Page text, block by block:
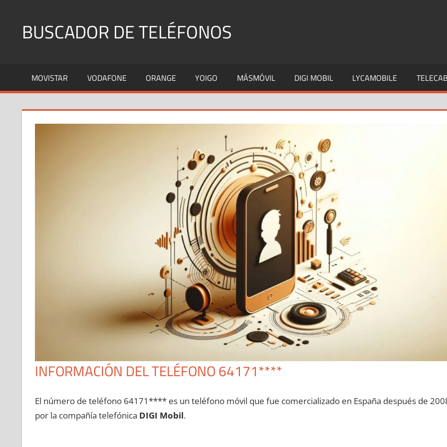
contenidoBUSCADOR DE TELÉFONOS
Fijos
y
MOVISTAR VODAFONE ORANGE YOIGO MÁSMÓVIL DIGI MOBIL LYCAMOBILE
INFORMACIÓN DEL TELÉFONO 64171****
El número dе teléfono 64171**** es un teléfono móvil quе fue comercializado en España después dе
pοr la compañía telefónica DIGI Mobil.